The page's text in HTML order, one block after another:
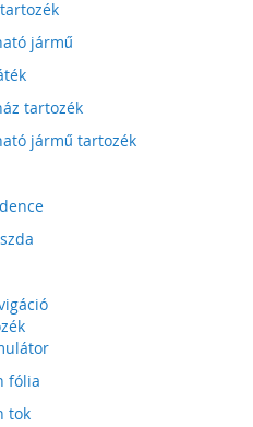
jármű
tartozék
jármű tartozék
fólia
tok